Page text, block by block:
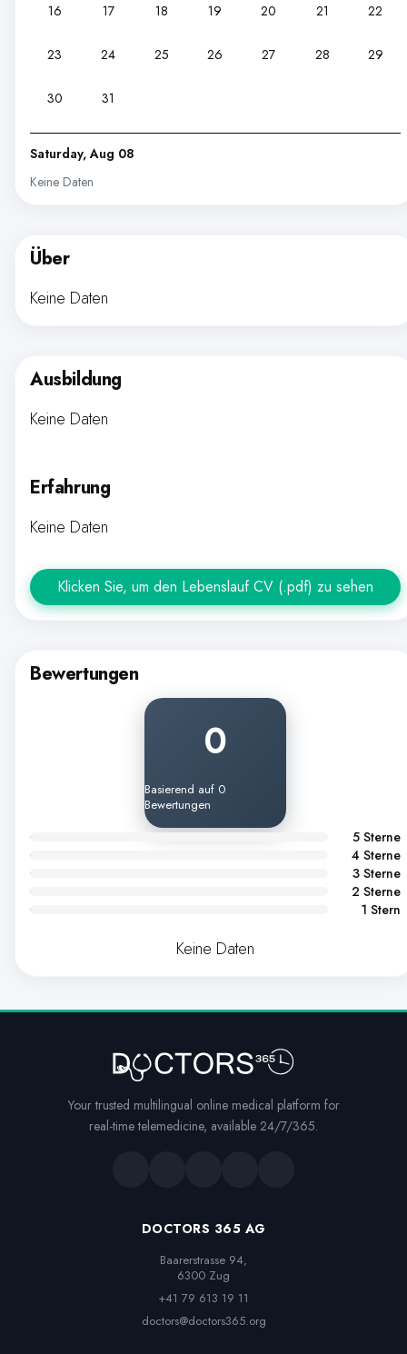
16 17 18 19 20 21 22
23 24 25 26 27 28 29
30 31
Saturday, Aug 08
Keine Daten
Über
Keine Daten
Ausbildung
Keine Daten
Erfahrung
Keine Daten
Klicken Sie, um den Lebenslauf CV (.pdf) zu sehen
Bewertungen
0
Basierend auf 0
Bewertungen
5 Sterne
4 Sterne
3 Sterne
2 Sterne
1 Stern
Keine Daten
Your trusted multilingual online medical platform for
real-time telemedicine, available 24/7/365.
DOCTORS 365 AG
Baarerstrasse 94,
6300 Zug
+41 79 613 19 11
doctors@doctors365.org